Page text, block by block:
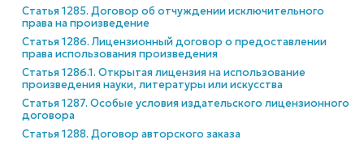
Статья 1285. Договор об отчуждении исключительного
права на произведение
Статья 1286. Лицензионный договор о предоставлении
права использования произведения
Статья 1286.1. Открытая лицензия на использование
произведения науки, литературы или искусства
Статья 1287. Особые условия издательского лицензионного
договора
Статья 1288. Договор авторского заказа